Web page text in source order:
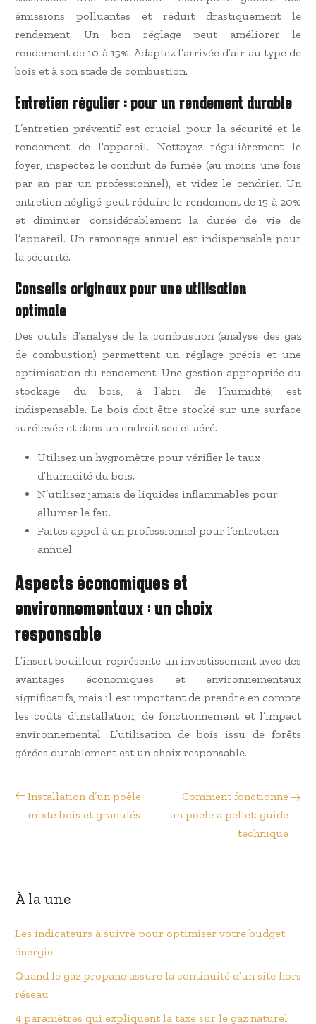
émissions polluantes et réduit drastiquement le
rendement. Un bon réglage peut améliorer le
rendement de 10 à 15%. Adaptez l’arrivée d’air au type de
bois et à son stade de combustion.
Entretien régulier : pour un rendement durable
L’entretien préventif est crucial pour la sécurité et le
rendement de l’appareil. Nettoyez régulièrement le
foyer, inspectez le conduit de fumée (au moins une fois
par an par un professionnel), et videz le cendrier. Un
entretien négligé peut réduire le rendement de 15 à 20%
et diminuer considérablement la durée de vie de
l’appareil. Un ramonage annuel est indispensable pour
la sécurité.
Conseils originaux pour une utilisation
optimale
Des outils d’analyse de la combustion (analyse des gaz
de combustion) permettent un réglage précis et une
optimisation du rendement. Une gestion appropriée du
stockage du bois, à l’abri de l’humidité, est
indispensable. Le bois doit être stocké sur une surface
surélevée et dans un endroit sec et aéré.
Utilisez un hygromètre pour vérifier le taux
d’humidité du bois.
N’utilisez jamais de liquides inflammables pour
allumer le feu.
Faites appel à un professionnel pour l’entretien
annuel.
Aspects économiques et
environnementaux : un choix
responsable
L’insert bouilleur représente un investissement avec des
avantages économiques et environnementaux
significatifs, mais il est important de prendre en compte
les coûts d’installation, de fonctionnement et l’impact
environnemental. L’utilisation de bois issu de forêts
gérées durablement est un choix responsable.
Installation d’un poêle
mixte bois et granulés
Comment fonctionne
un poele a pellet: guide
technique
À la une
Les indicateurs à suivre pour optimiser votre budget
énergie
Quand le gaz propane assure la continuité d’un site hors
réseau
4 paramètres qui expliquent la taxe sur le gaz naturel